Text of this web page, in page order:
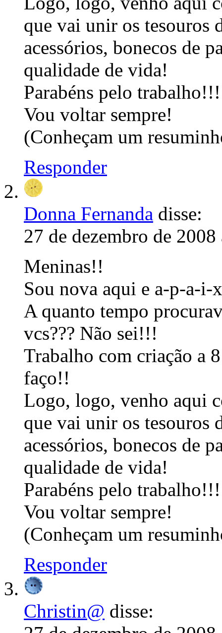
que vai unir os tesouros
acessórios, bonecos de
qualidade de vida!
Parabéns pelo trabalho!!!
Vou voltar sempre!
(Conheçam um
Responder
Donna Fernanda disse:
27 de dezembro de 2008
Meninas!!
Sou nova aqui e a-p-a-
A quanto tempo
vcs??? Não sei!!!
Trabalho com criação a
faço!!
Logo, logo, venho aqui
que vai unir os tesouros
acessórios, bonecos de
qualidade de vida!
Parabéns pelo trabalho!!!
Vou voltar sempre!
(Conheçam um
Responder
Christin@ disse: